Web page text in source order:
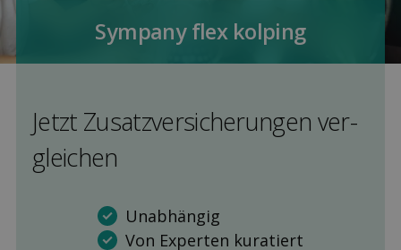
Sympany flex kolping
Jetzt Zusatz­versicherungen ver­
gleichen
Unabhängig
Von Experten kuratiert